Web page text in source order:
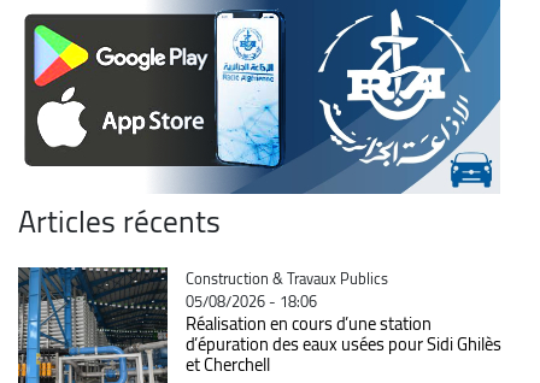
Articles récents
Catégorie
Construction & Travaux Publics
05/08/2026 - 18:06
Réalisation en cours d’une station
d’épuration des eaux usées pour Sidi Ghilès
et Cherchell